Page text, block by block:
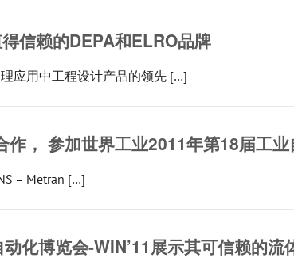
信赖的DEPA和ELRO品牌
应用中工程设计产品的领先 […]
， 参加世界工业2011年第18届工业
– Metran […]
化博览会-WIN’11展示其可信赖的流